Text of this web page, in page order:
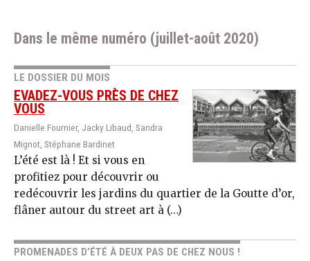
Dans le même numéro (juillet-août 2020)
LE DOSSIER DU MOIS
EVADEZ-VOUS PRÈS DE CHEZ
VOUS
Danielle Fournier, Jacky Libaud, Sandra
Mignot, Stéphane Bardinet
L’été est là ! Et si vous en
profitiez pour découvrir ou
redécouvrir les jardins du quartier de la Goutte d’or,
flâner autour du street art à (…)
PROMENADES D’ÉTÉ À DEUX PAS DE CHEZ NOUS !